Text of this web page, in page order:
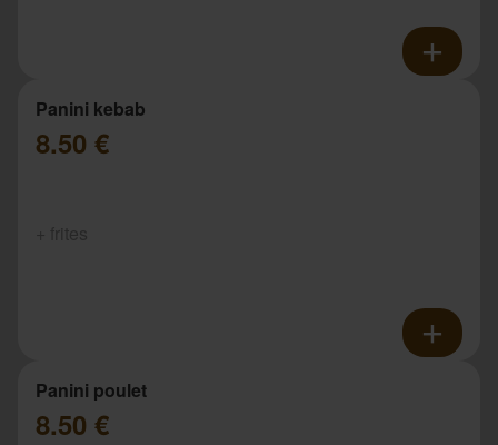
Panini kebab
8.50 €
Panini poulet
8.50 €